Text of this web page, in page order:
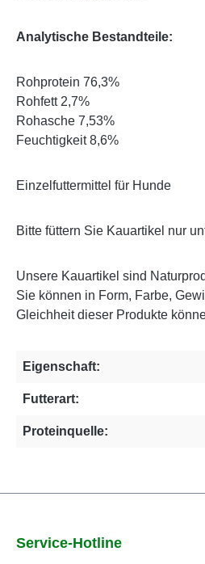
Analytische Bestandteile:
Rohprotein 76,3%
Rohfett 2,7%
Rohasche 7,53%
Feuchtigkeit 8,6%
Einzelfuttermittel für Hunde
Bitte füttern Sie Kauartikel nur
Unsere Kauartikel sind
Sie können in Form, Farbe,
Gleichheit dieser Produkte
Eigenschaft:
Futterart:
Proteinquelle:
Service-Hotline